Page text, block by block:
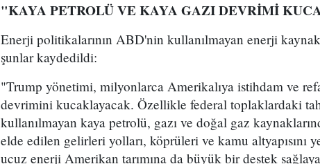
"KAYA PETROLÜ VE KAYA GAZI DEVRİMİ
Enerji politikalarının ABD'nin kullanılmayan enerji
şunlar kaydedildi:
"Trump yönetimi, milyonlarca Amerikalıya istihdam ve
devrimini kucaklayacak. Özellikle federal toplaklardaki
kullanılmayan kaya petrolü, gazı ve doğal gaz
elde edilen gelirleri yolları, köprüleri ve kamu altyapısını
ucuz enerji Amerikan tarımına da büyük bir destek